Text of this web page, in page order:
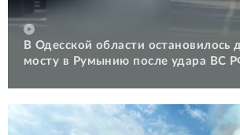
В Одесской области остановилось
мосту в Румынию после удара ВС